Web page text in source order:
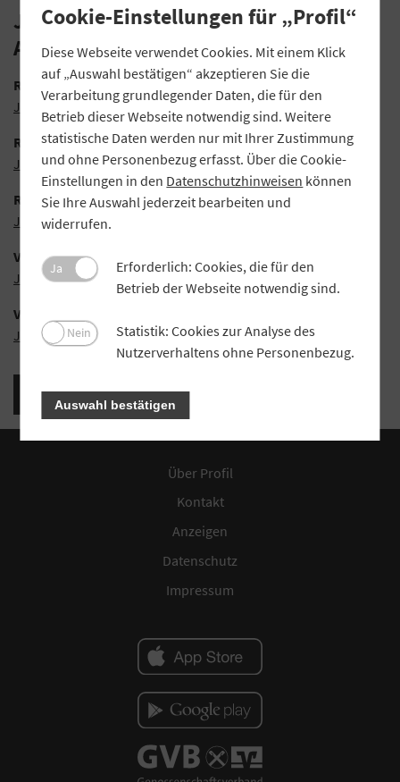
Jahresabschlüsse November-
Ausgabe
Raiffeisenbank Kissing-Mering eG
Jahresabschluss (PDF)
Raiffeisenbank Küps-Mitwitz-Stockheim eG
Jahresabschluss (PDF)
Rottaler Raiffeisenbank eG
Jahresabschluss (PDF)
VR Bank München Land eG
Jahresabschluss (PDF)
VR-Bank Coburg eG
Jahresabschluss (PDF)
Alle Jahresabschlüsse (PDF)
Über Profil
Kontakt
Anzeigen
Datenschutz
Impressum
Cookie-Einstellungen für „Profil“
Diese Webseite verwendet Cookies. Mit einem Klick
auf „Auswahl bestätigen“ akzeptieren Sie die
Verarbeitung grundlegender Daten, die für den
Betrieb dieser Webseite notwendig sind. Weitere
statistische Daten werden nur mit Ihrer Zustimmung
und ohne Personenbezug erfasst. Über die Cookie-
Einstellungen in den Datenschutzhinweisen können
Sie Ihre Auswahl jederzeit bearbeiten und
widerrufen.
Ja
Erforderlich: Cookies, die für den
Betrieb der Webseite notwendig sind.
Nein
Statistik: Cookies zur Analyse des
Nutzerverhaltens ohne Personenbezug.
Auswahl bestätigen